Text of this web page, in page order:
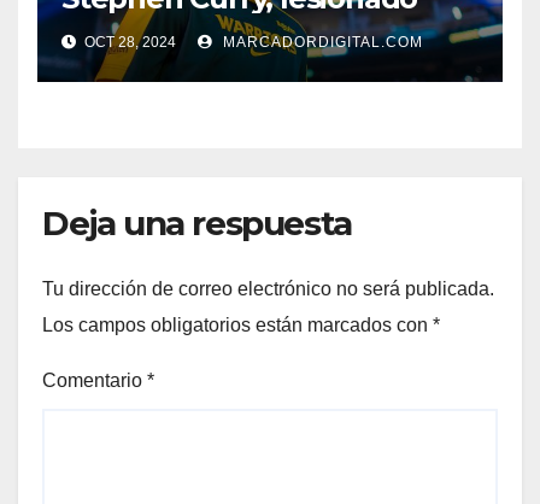
OCT 28, 2024 MARCADORDIGITAL.COM
Deja una respuesta
Tu dirección de correo electrónico no será publicada.
Los campos obligatorios están marcados con *
Comentario *